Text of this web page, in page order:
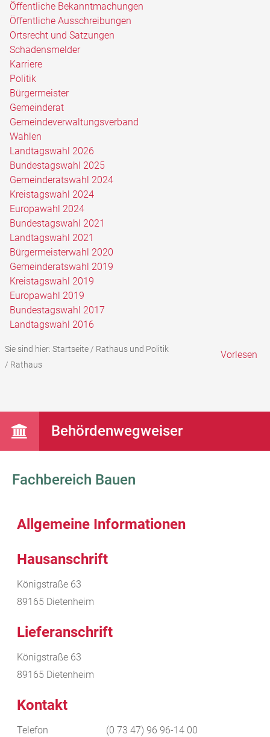
Öffentliche Bekanntmachungen
Öffentliche Ausschreibungen
Ortsrecht und Satzungen
Schadensmelder
Karriere
Politik
Bürgermeister
Gemeinderat
Gemeindeverwaltungsverband
Wahlen
Landtagswahl 2026
Bundestagswahl 2025
Gemeinderatswahl 2024
Kreistagswahl 2024
Europawahl 2024
Bundestagswahl 2021
Landtagswahl 2021
Bürgermeisterwahl 2020
Gemeinderatswahl 2019
Kreistagswahl 2019
Europawahl 2019
Bundestagswahl 2017
Landtagswahl 2016
Sie sind hier: Startseite/ Rathaus und Politik
/ Rathaus
Vorlesen
Behördenwegweiser
Fachbereich Bauen
Allgemeine Informationen
Hausanschrift
Königstraße 63
89165 Dietenheim
Lieferanschrift
Königstraße 63
89165 Dietenheim
Kontakt
Telefon (0 73 47) 96 96-14 00